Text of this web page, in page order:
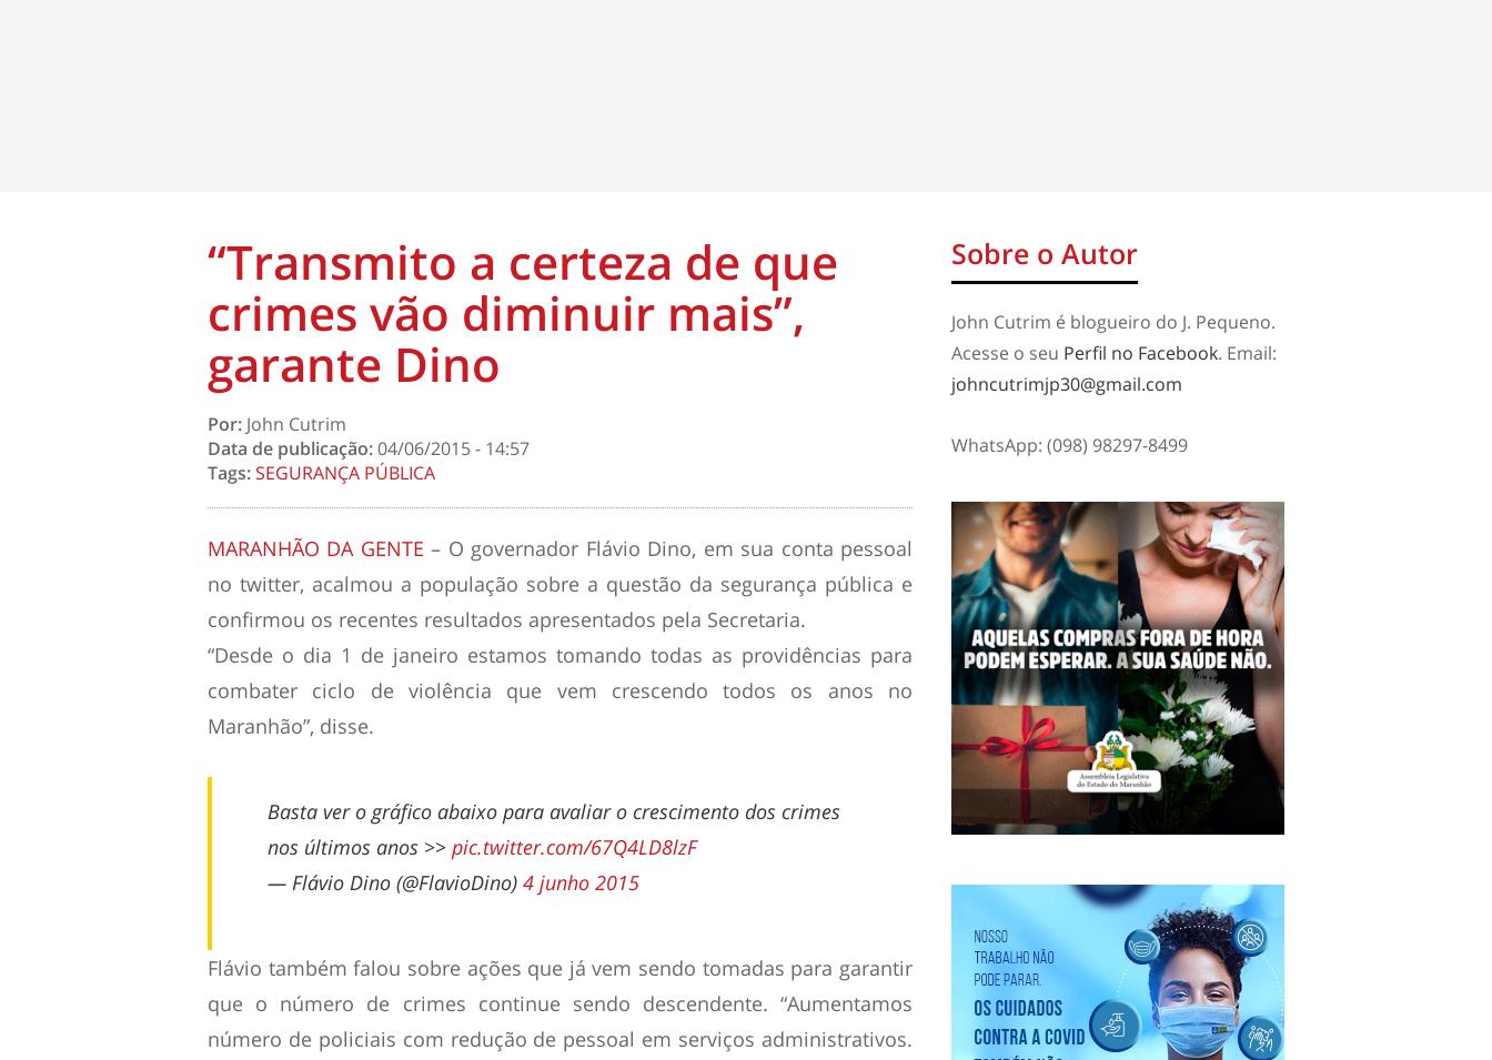
“Transmito a certeza de que
crimes vão diminuir mais”,
garante Dino
Por: John Cutrim
Data de publicação:04/06/2015 - 14:57
Tags:SEGURANÇA PÚBLICA
MARANHÃO DA GENTE– O governador Flávio Dino, em sua conta pessoal
no twitter, acalmou a população sobre a questão da segurança pública e
confirmou os recentes resultados apresentados pela Secretaria.
“Desde o dia 1 de janeiro estamos tomando todas as providências para
combater ciclo de violência que vem crescendo todos os anos no
Maranhão”, disse.
Basta ver o gráfico abaixo para avaliar o crescimento dos crimes
nos últimos anos >> pic.twitter.com/67Q4LD8lzF
— Flávio Dino (@FlavioDino) 4 junho 2015
Flávio também falou sobre ações que já vem sendo tomadas para garantir
que o número de crimes continue sendo descendente. “Aumentamos
número de policiais com redução de pessoal em serviços administrativos.
Sobre o Autor
John Cutrim é blogueiro do J. Pequeno.
Acesse o seu Perfil no Facebook. Email:
johncutrimjp30@gmail.com
WhatsApp: (098) 98297-8499